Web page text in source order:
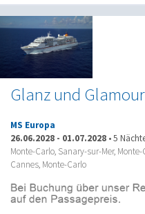
Glanz und
MS Europa
26.06.2028 - 01.07.2028 •5
Monte-Carlo, Sanary-sur-Mer,
Cannes, Monte-Carlo